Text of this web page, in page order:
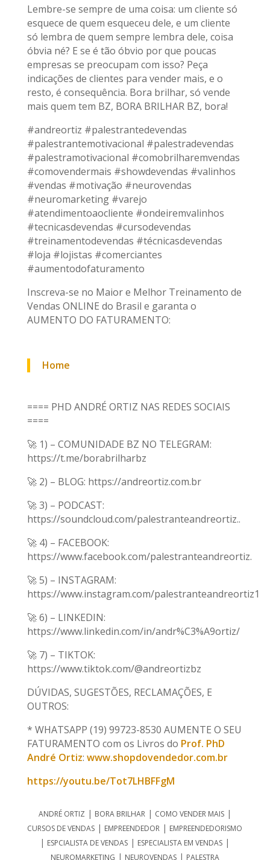
Lembre-se sempre de uma coisa: um cliente só
esquece de quem esqueceu dele, e um cliente
só lembra de quem sempre lembra dele, coisa
óbvia né? E se é tão óbvio por que poucas
empresas se preocupam com isso? Peça
indicações de clientes para vender mais, e o
resto, é consequência. Bora brilhar, só vende
mais quem tem BZ, BORA BRILHAR BZ, bora!
#andreortiz #palestrantedevendas
#palestrantemotivacional #palestradevendas
#palestramotivacional #comobrilharemvendas
#comovendermais #showdevendas #valinhos
#vendas #motivação #neurovendas
#neuromarketing #varejo
#atendimentoaocliente #ondeiremvalinhos
#tecnicasdevendas #cursodevendas
#treinamentodevendas #técnicasdevendas
#loja #lojistas #comerciantes
#aumentodofaturamento
Inscreva-se no Maior e Melhor Treinamento de
Vendas ONLINE do Brasil e garanta o
AUMENTO DO FATURAMENTO:
Home
==== PHD ANDRÉ ORTIZ NAS REDES SOCIAIS
====
🚀 1) – COMUNIDADE BZ NO TELEGRAM:
https://t.me/borabrilharbz
🚀 2) – BLOG: https://andreortiz.com.br
🚀 3) – PODCAST:
https://soundcloud.com/palestranteandreortiz..
🚀 4) – FACEBOOK:
https://www.facebook.com/palestranteandreortiz.
🚀 5) – INSTAGRAM:
https://www.instagram.com/palestranteandreortiz1
🚀 6) – LINKEDIN:
https://www.linkedin.com/in/andr%C3%A9ortiz/
🚀 7) – TIKTOK:
https://www.tiktok.com/@andreortizbz
DÚVIDAS, SUGESTÕES, RECLAMAÇÕES, E
OUTROS:
* WHATSAPP (19) 99723-8530 AUMENTE O SEU
FATURAMENTO com os Livros do Prof. PhD
André Ortiz: www.shopdovendedor.com.br
https://youtu.be/Tot7LHBFFgM
ANDRÉ ORTIZ | BORA BRILHAR | COMO VENDER MAIS|
CURSOS DE VENDAS | EMPREENDEDOR | EMPREENDEDORISMO
| ESPCIALISTA DE VENDAS | ESPECIALISTA EM VENDAS |
NEUROMARKETING | NEUROVENDAS| PALESTRA